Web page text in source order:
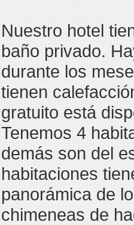
Nuestro hotel
baño privado.
durante los
tienen
gratuito está
Tenemos 4
demás son del
habitaciones
panorámica de
chimeneas de